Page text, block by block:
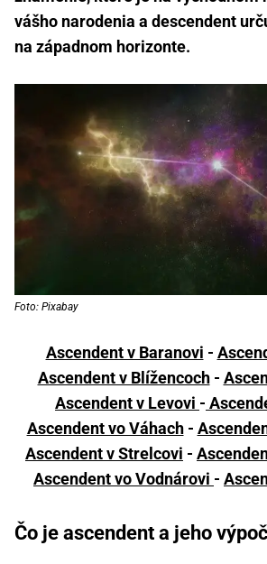
vášho narodenia a descendent
na západnom horizonte.
Foto: Pixabay
Ascendent v Baranovi -
Ascendent v Blížencoch-
Ascendent v Levovi -
Ascendent vo Váhach-
Ascendent v Strelcovi -
Ascendent vo Vodnárovi -
Čo je ascendent a jeho